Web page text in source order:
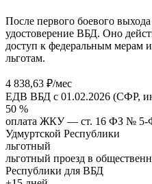
После первого боевого
удостоверение ВБД. Оно
доступ к федеральным мерам
льготам.
4 838,63 ₽/мес
ЕДВ ВБД с 01.02.2026 (СФР,
50 %
оплата ЖКУ — ст. 16 ФЗ № 5-
Удмуртской Республики
льготный
льготный проезд в
Республики для ВБД